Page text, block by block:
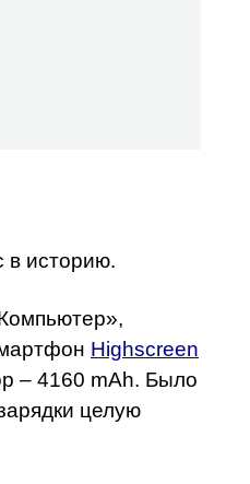
в историю.
Highscreen
– 4160 mAh. Было
целую